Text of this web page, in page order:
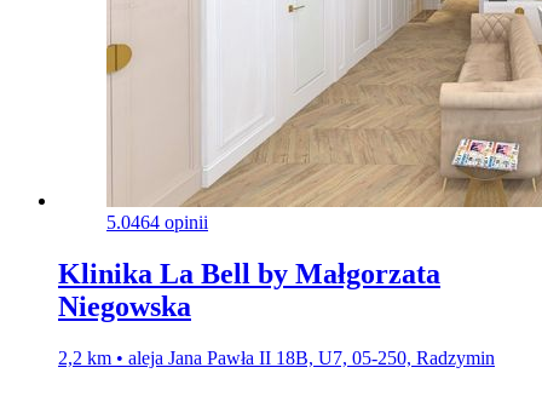
5.0464 opinii
Klinika La Bell by Małgorzata
Niegowska
2,2 km • aleja Jana Pawła II 18B, U7, 05-250, Radzymin